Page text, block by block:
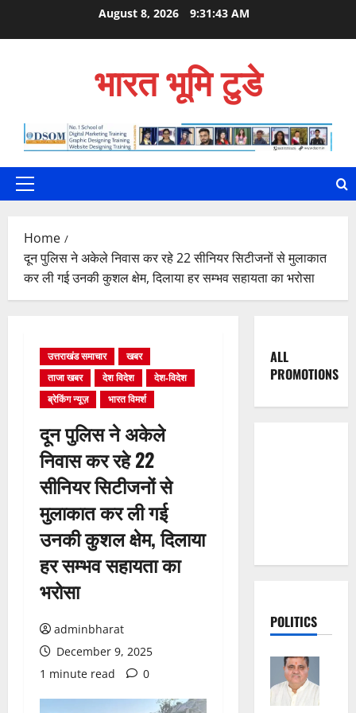
August 8, 2026 9:31:45 AM
भारत भूमि टुडे
Primary
Home
दून पुलिस ने अकेले निवास कर रहे 22 सीनियर सिटीजनों से मुलाकात
कर ली गई उनकी कुशल क्षेम, दिलाया हर सम्भव सहायता का भरोसा
उत्तराखंड समाचार
खबर
ताजा खबर
देश विदेश
देश-विदेश
ब्रेकिंग न्यूज़
भारत विमर्श
दून पुलिस ने अकेले
निवास कर रहे 22
सीनियर सिटीजनों से
मुलाकात कर ली गई
उनकी कुशल क्षेम, दिलाया
हर सम्भव सहायता का
भरोसा
adminbharat
December 9, 2025
1 minute read
0
ALL
PROMOTIONS
POLITICS